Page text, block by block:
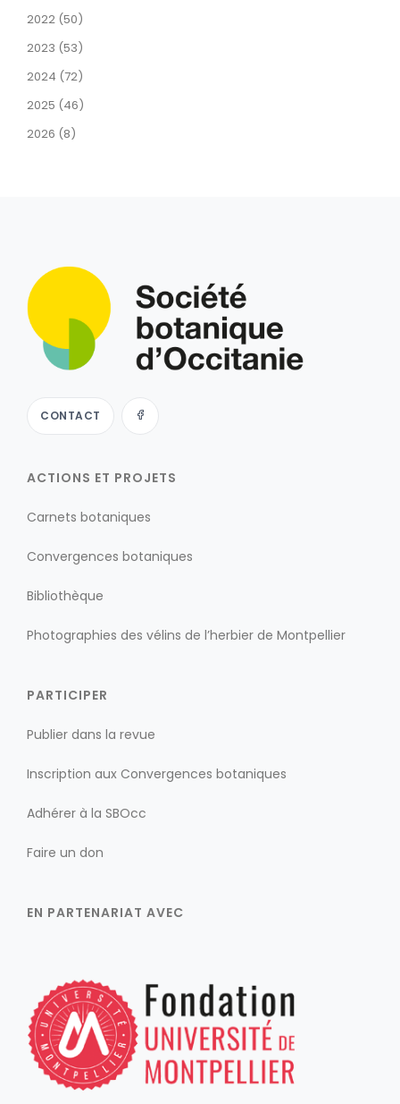
2022 (50)
2023 (53)
2024 (72)
2025 (46)
2026 (8)
CONTACT
ACTIONS ET PROJETS
Carnets botaniques
Convergences botaniques
Bibliothèque
Photographies des vélins de l’herbier de Montpellier
PARTICIPER
Publier dans la revue
Inscription aux Convergences botaniques
Adhérer à la SBOcc
Faire un don
EN PARTENARIAT AVEC